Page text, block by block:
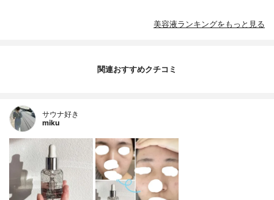
美容液ランキングをもっと見る
関連おすすめクチコミ
サウナ好き
miku